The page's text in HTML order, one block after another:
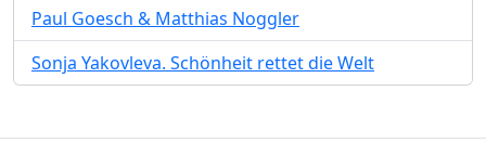
Paul Goesch & Matthias Noggler
Sonja Yakovleva. Schönheit rettet die Welt